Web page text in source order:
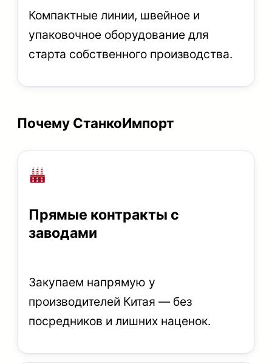
Компактные линии, швейное и
упаковочное оборудование для
старта собственного производства.
Почему СтанкоИмпорт
Прямые контракты с
заводами
Закупаем напрямую у
производителей Китая — без
посредников и лишних наценок.